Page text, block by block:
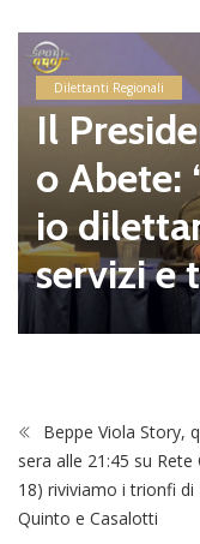
Dilettanti Regionali
Il
o Abete:
io
servizi e
Beppe Viola Story,
sera alle 21:45 su Rete
18) riviviamo i trionfi di
Quinto e Casalotti